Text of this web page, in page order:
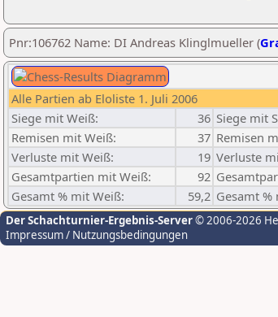
Pnr:106762 Name: DI Andreas Klinglmueller (
Alle Partien ab Eloliste 1. Juli 2006
Siege mit Weiß:
36 Siege mit
Remisen mit Weiß:
37 Remisen
Verluste mit Weiß:
19 Verluste
Gesamtpartien mit Weiß:
92
Gesamt % mit Weiß:
59,2 Gesamt %
Der Schachturnier-Ergebnis-Server© 2006-2026
Impressum / Nutzungsbedingungen